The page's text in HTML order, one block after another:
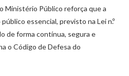
Ministério Público reforça que a
essencial, previsto na Lei n.º
de forma contínua, segura e
o Código de Defesa do